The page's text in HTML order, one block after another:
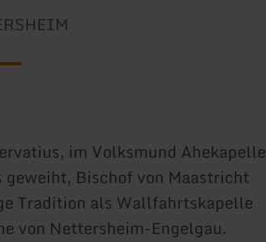
im Volksmund Ahekapelle
Bischof von Maastricht
Tradition als Wallfahrtskapelle
von Nettersheim-Engelgau.